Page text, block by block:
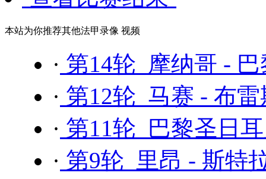
本站为你推荐其他法甲录像 视频
· 第14轮 摩纳哥 -
· 第12轮 马赛 - 布
· 第11轮 巴黎圣日
· 第9轮 里昂 - 斯特